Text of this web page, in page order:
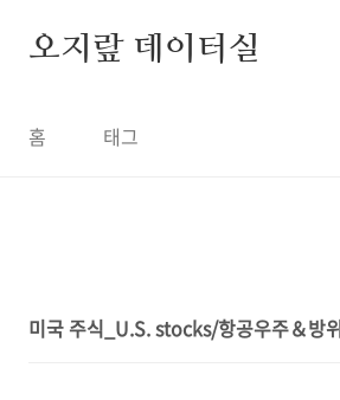
오지랖 데이터실
홈 태그
미국 주식_U.S. stocks/항공우주＆방